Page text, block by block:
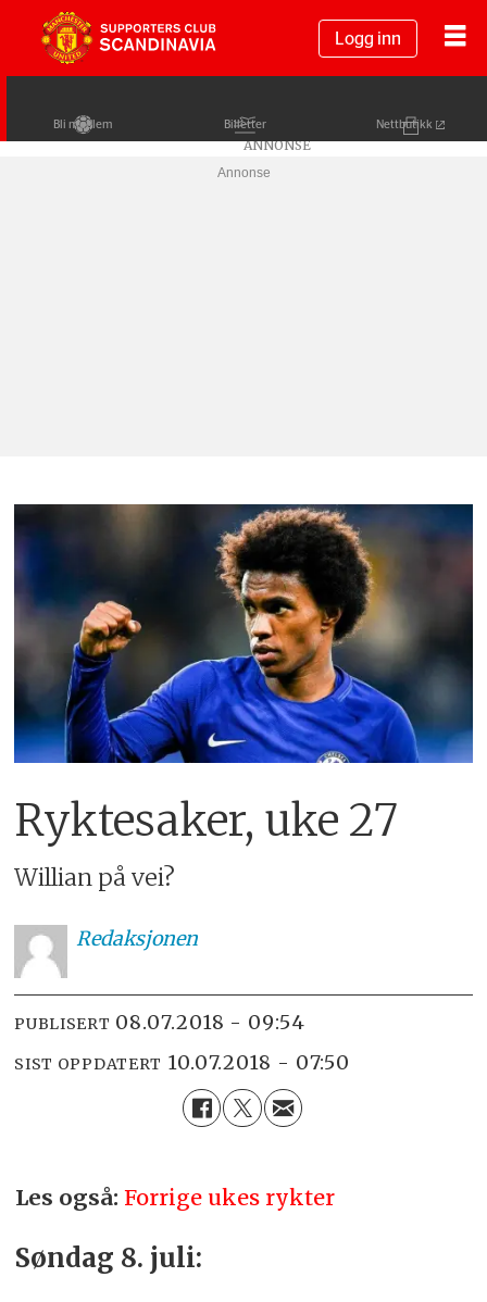
Logg inn
Bli medlem Billetter Nettbutikk
Annonse
Ryktesaker, uke 27
Willian på vei?
Redaksjonen
PUBLISERT 08.07.2018 - 09:54
SIST OPPDATERT 10.07.2018 - 07:50
Les også: Forrige ukes rykter
Søndag 8. juli: